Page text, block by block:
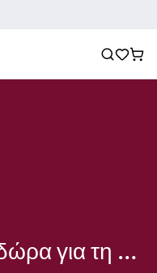
Χονδρική πώληση δώρα για τη μαμά